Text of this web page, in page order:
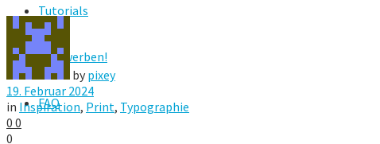
Tutorials
Hier werben!
FAQ
by pixey
19. Februar 2024
in Inspiration, Print, Typographie
0 0
0